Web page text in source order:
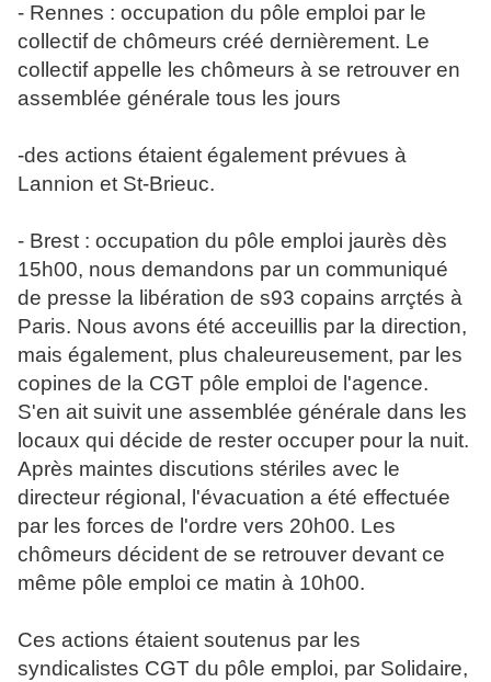
- Rennes : occupation du pôle emploi par le
collectif de chômeurs créé dernièrement. Le
collectif appelle les chômeurs à se retrouver en
assemblée générale tous les jours
-des actions étaient également prévues à
Lannion et St-Brieuc.
- Brest : occupation du pôle emploi jaurès dès
15h00, nous demandons par un communiqué
de presse la libération de s93 copains arrçtés à
Paris. Nous avons été acceuillis par la direction,
mais également, plus chaleureusement, par les
copines de la CGT pôle emploi de l'agence.
S'en ait suivit une assemblée générale dans les
locaux qui décide de rester occuper pour la nuit.
Après maintes discutions stériles avec le
directeur régional, l'évacuation a été effectuée
par les forces de l'ordre vers 20h00. Les
chômeurs décident de se retrouver devant ce
même pôle emploi ce matin à 10h00.
Ces actions étaient soutenus par les
syndicalistes CGT du pôle emploi, par Solidaire,